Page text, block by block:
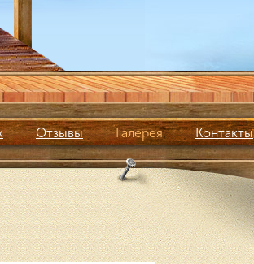
Отзывы Галерея Контакты